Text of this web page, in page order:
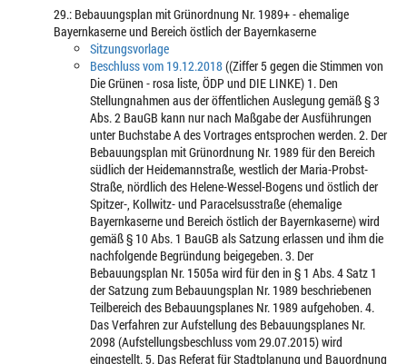
29.: Bebauungsplan mit Grünordnung Nr. 1989+ - ehemalige
Bayernkaserne und Bereich östlich der Bayernkaserne
Sitzungsvorlage
Beschluss vom 19.12.2018((Ziffer 5 gegen die Stimmen von
Die Grünen - rosa liste, ÖDP und DIE LINKE) 1. Den
Stellungnahmen aus der öffentlichen Auslegung gemäß § 3
Abs. 2 BauGB kann nur nach Maßgabe der Ausführungen
unter Buchstabe A des Vortrages entsprochen werden. 2. Der
Bebauungsplan mit Grünordnung Nr. 1989 für den Bereich
südlich der Heidemannstraße, westlich der Maria-Probst-
Straße, nördlich des Helene-Wessel-Bogens und östlich der
Spitzer-, Kollwitz- und Paracelsusstraße (ehemalige
Bayernkaserne und Bereich östlich der Bayernkaserne) wird
gemäß § 10 Abs. 1 BauGB als Satzung erlassen und ihm die
nachfolgende Begründung beigegeben. 3. Der
Bebauungsplan Nr. 1505a wird für den in § 1 Abs. 4 Satz 1
der Satzung zum Bebauungsplan Nr. 1989 beschriebenen
Teilbereich des Bebauungsplanes Nr. 1989 aufgehoben. 4.
Das Verfahren zur Aufstellung des Bebauungsplanes Nr.
2098 (Aufstellungsbeschluss vom 29.07.2015) wird
eingestellt. 5. Das Referat für Stadtplanung und Bauordnung